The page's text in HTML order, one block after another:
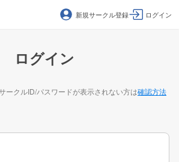
新規サークル登録 ログイン
ログイン
ークルID/パスワードが表示されない方は確認方法